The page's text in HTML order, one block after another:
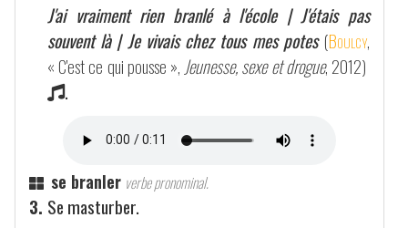
J'ai vraiment rien branlé à l'école | J'étais pas
souvent là | Je vivais chez tous mes potes (Boulcy,
« C'est ce qui pousse », Jeunesse, sexe et drogue, 2012)
.
se branler verbe pronominal.
3. Se masturber.